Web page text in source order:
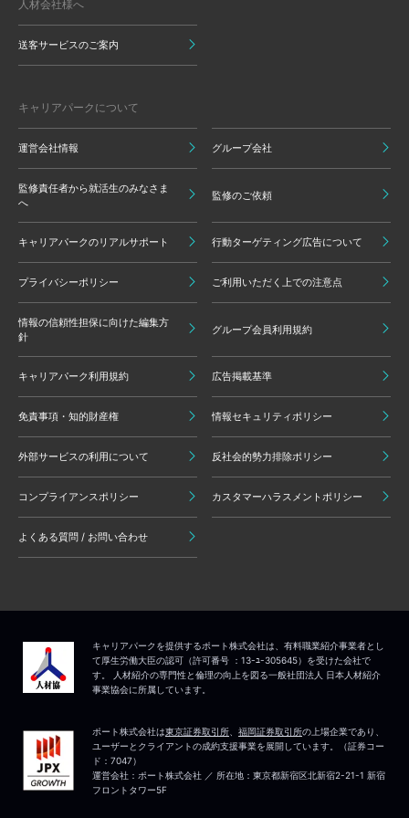
人材会社様へ
送客サービスのご案内
キャリアパークについて
運営会社情報 グループ会社
監修責任者から就活生のみなさま
へ
監修のご依頼
キャリアパークのリアルサポート 行動ターゲティング広告について
プライバシーポリシー ご利用いただく上での注意点
情報の信頼性担保に向けた編集方
針
グループ会員利用規約
キャリアパーク利用規約 広告掲載基準
免責事項・知的財産権 情報セキュリティポリシー
外部サービスの利用について 反社会的勢力排除ポリシー
コンプライアンスポリシー カスタマーハラスメントポリシー
よくある質問 / お問い合わせ